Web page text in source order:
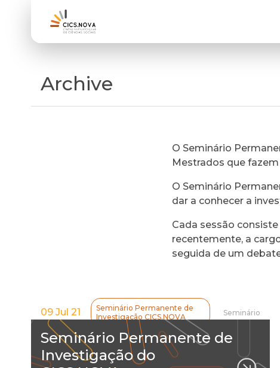
Archive
O Seminário
Mestrados que
O Seminário
dar a conhecer a
Cada sessão
recentemente, a
seguida de um
09 Jul 21
Seminário Permanente de
Investigação CICS.NOVA
Seminário
Seminário Permanente de
Investigação do